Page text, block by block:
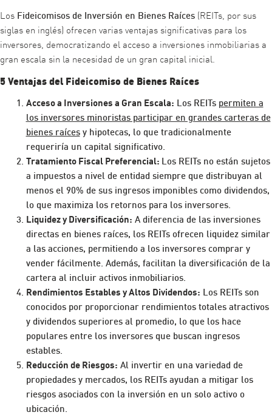
Los Fideicomisos de Inversión en Bienes Raíces (REITs, por sus
siglas en inglés) ofrecen varias ventajas significativas para los
inversores, democratizando el acceso a inversiones inmobiliarias a
gran escala sin la necesidad de un gran capital inicial.
5 Ventajas del Fideicomiso de Bienes Raíces
Acceso a Inversiones a Gran Escala: Los REITs permiten a
los inversores minoristas participar en grandes carteras de
bienes raícesy hipotecas, lo que tradicionalmente
requeriría un capital significativo.
Tratamiento Fiscal Preferencial: Los REITs no están sujetos
a impuestos a nivel de entidad siempre que distribuyan al
menos el 90% de sus ingresos imponibles como dividendos,
lo que maximiza los retornos para los inversores.
Liquidez y Diversificación: A diferencia de las inversiones
directas en bienes raíces, los REITs ofrecen liquidez similar
a las acciones, permitiendo a los inversores comprar y
vender fácilmente. Además, facilitan la diversificación de la
cartera al incluir activos inmobiliarios.
Rendimientos Estables y Altos Dividendos: Los REITs son
conocidos por proporcionar rendimientos totales atractivos
y dividendos superiores al promedio, lo que los hace
populares entre los inversores que buscan ingresos
estables.
Reducción de Riesgos: Al invertir en una variedad de
propiedades y mercados, los REITs ayudan a mitigar los
riesgos asociados con la inversión en un solo activo o
ubicación.